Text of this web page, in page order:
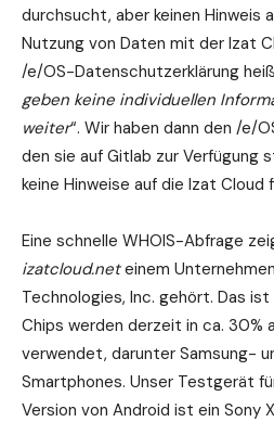
durchsucht, aber keinen Hinweis
Nutzung von Daten mit der Izat
/e/OS-Datenschutzerklärung
geben keine individuellen
weiter“. Wir haben dann den /e/
den sie auf Gitlab zur Verfügung
keine Hinweise auf die Izat Cloud
Eine schnelle WHOIS-Abfrage
izatcloud.neteinem
Technologies, Inc. gehört. Das
Chips werden derzeit in ca. 30%
verwendet, darunter Samsung-
Smartphones. Unser Testgerät
Version von Android ist ein Sony